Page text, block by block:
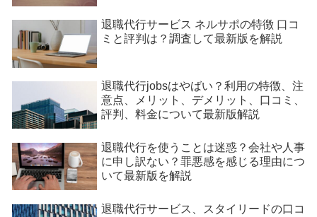
退職代行サービス ネルサポの特徴 口コ
ミと評判は？調査して最新版を解説
退職代行jobsはやばい？利用の特徴、注
意点、メリット、デメリット、口コミ、
評判、料金について最新版解説
退職代行を使うことは迷惑？会社や人事
に申し訳ない？罪悪感を感じる理由につ
いて最新版を解説
退職代行サービス、スタイリードの口コ